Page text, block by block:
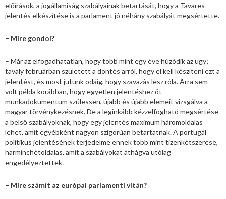
előírások, a jogállamiság szabályainak betartását, hogy a Tavares-
jelentés elkészítése is a parlament jó néhány szabályát megsértette.
– Mire gondol?
– Már az elfogadhatatlan, hogy több mint egy éve húzódik az ügy;
tavaly februárban született a döntés arról, hogy el kell készíteni ezt a
jelentést, és most jutunk odáig, hogy szavazás lesz róla. Arra sem
volt példa korábban, hogy egyetlen jelentéshez öt
munkadokumentum szülessen, újabb és újabb elemeit vizsgálva a
magyar törvénykezésnek. De a leginkább kézzelfogható megsértése
a belső szabályoknak, hogy egy jelentés maximum háromoldalas
lehet, amit egyébként nagyon szigorúan betartatnak. A portugál
politikus jelentésének terjedelme ennek több mint tizenkétszerese,
harminchétoldalas, amit a szabályokat áthágva utólag
engedélyeztettek.
– Mire számít az európai parlamenti vitán?